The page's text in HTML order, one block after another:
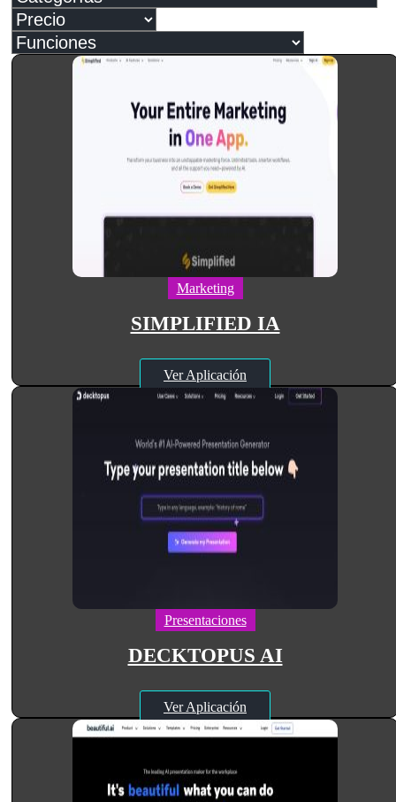
Marketing
SIMPLIFIED IA
Ver Aplicación
Presentaciones
DECKTOPUS AI
Ver Aplicación